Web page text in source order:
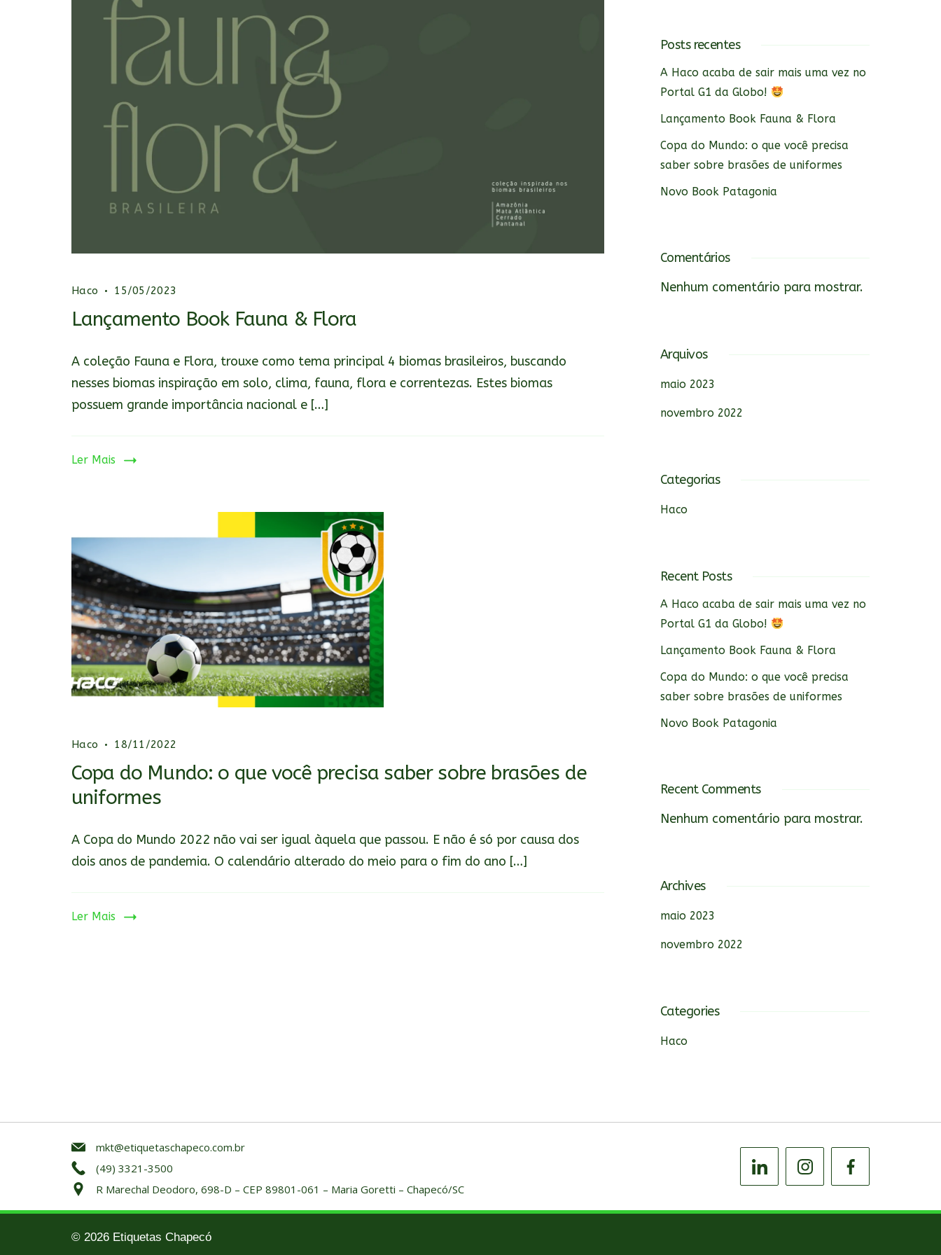
Haco 15/05/2023
Lançamento Book Fauna & Flora
A coleção Fauna e Flora, trouxe como tema principal 4 biomas brasileiros, buscando
nesses biomas inspiração em solo, clima, fauna, flora e correntezas. Estes biomas
possuem grande importância nacional e […]
Ler Mais
Haco 18/11/2022
Copa do Mundo: o que você precisa saber sobre brasões de
uniformes
A Copa do Mundo 2022 não vai ser igual àquela que passou. E não é só por causa dos
dois anos de pandemia. O calendário alterado do meio para o fim do ano […]
Ler Mais
Posts recentes
A Haco acaba de sair mais uma vez no
Portal G1 da Globo!
Lançamento Book Fauna & Flora
Copa do Mundo: o que você precisa
saber sobre brasões de uniformes
Novo Book Patagonia
Comentários
Nenhum comentário para mostrar.
Arquivos
maio 2023
novembro 2022
Categorias
Haco
Recent Posts
A Haco acaba de sair mais uma vez no
Portal G1 da Globo!
Lançamento Book Fauna & Flora
Copa do Mundo: o que você precisa
saber sobre brasões de uniformes
Novo Book Patagonia
Recent Comments
Nenhum comentário para mostrar.
Archives
maio 2023
novembro 2022
Categories
Haco
mkt@etiquetaschapeco.com.br
(49) 3321-3500
R Marechal Deodoro, 698-D – CEP 89801-061 – Maria Goretti – Chapecó/SC
© 2026 Etiquetas Chapecó